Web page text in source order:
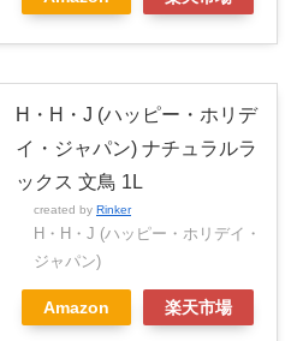
H・H・J (ハッピー・ホリデ
イ・ジャパン) ナチュラルラ
ックス 文鳥 1L
created by Rinker
H・H・J (ハッピー・ホリデイ・
ジャパン)
Amazon 楽天市場